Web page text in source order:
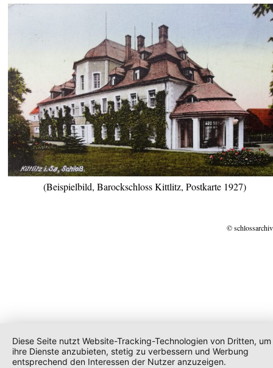
(Beispielbild, Barockschloss Kittlitz, Postkarte 1927)
©
Diese Seite nutzt Website-Tracking-Technologien von Dritten, um
ihre Dienste anzubieten, stetig zu verbessern und Werbung
entsprechend den Interessen der Nutzer anzuzeigen.